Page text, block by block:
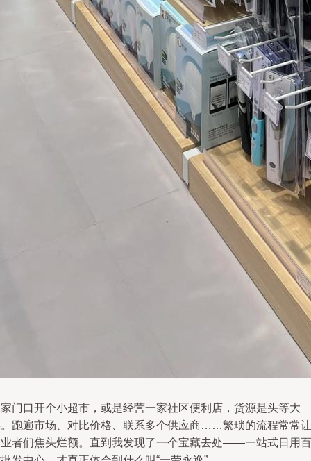
门口开个小超市，或是经营一家社区便利店，货源是头等大
跑遍市场、对比价格、联系多个供应商……繁琐的流程常常让
者们焦头烂额。直到我发现了一个宝藏去处——一站式日用百